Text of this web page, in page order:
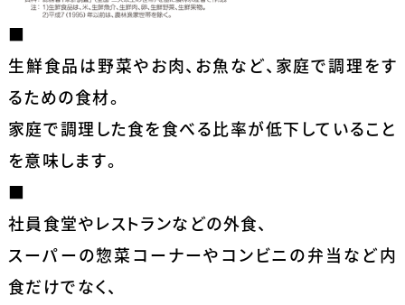
■
生鮮食品は野菜やお肉、お魚など、家庭で調理をす
るための食材。
家庭で調理した食を食べる比率が低下していること
を意味します。
■
社員食堂やレストランなどの外食、
スーパーの惣菜コーナーやコンビニの弁当など内
食だけでなく、